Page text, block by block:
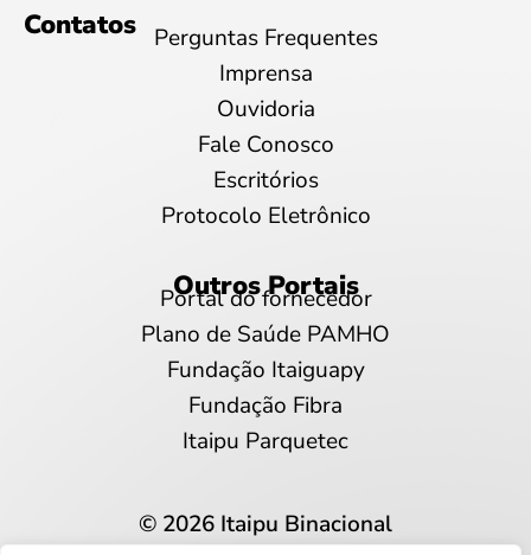
Contatos
Perguntas Frequentes
Imprensa
Ouvidoria
Fale Conosco
Escritórios
Protocolo Eletrônico
Outros Portais
Portal do fornecedor
Plano de Saúde PAMHO
Fundação Itaiguapy
Fundação Fibra
Itaipu Parquetec
© 2026 Itaipu Binacional